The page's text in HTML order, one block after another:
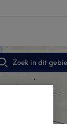
Zoek in dit
,